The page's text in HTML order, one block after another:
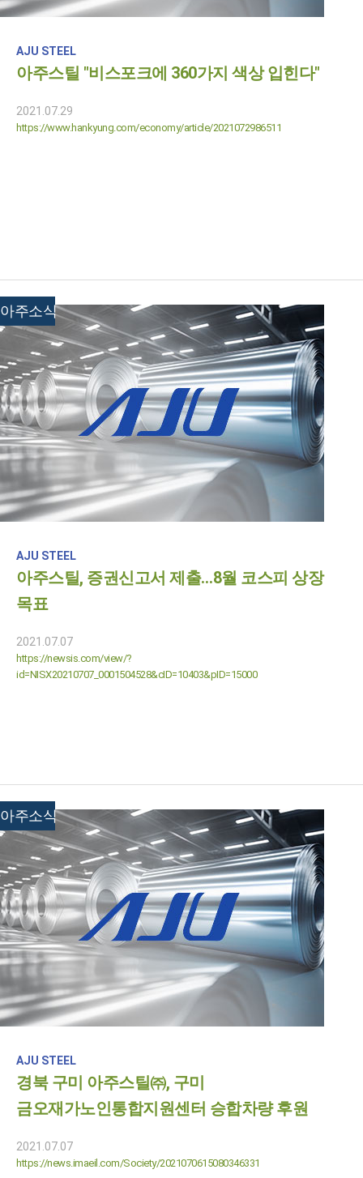
AJU STEEL
아주스틸 "비스포크에 360가지 색상 입힌다"
2021.07.29
https://www.hankyung.com/economy/article/2021072986511
AJU STEEL
아주스틸, 증권신고서 제출…8월 코스피 상장
목표
2021.07.07
https://newsis.com/view/?
id=NISX20210707_0001504528&cID=10403&pID=15000
아주소식
AJU STEEL
경북 구미 아주스틸㈜, 구미
금오재가노인통합지원센터 승합차량 후원
2021.07.07
https://news.imaeil.com/Society/2021070615080346331
아주소식